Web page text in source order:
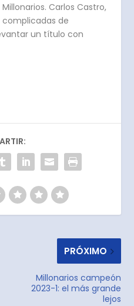
Carlos Castro,
de
un título con
PRÓXIMO
Millonarios campeón
2023-1: el más grande
lejos